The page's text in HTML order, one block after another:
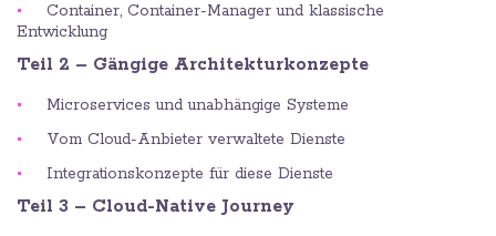
Container, Container-Manager und klassische
Entwicklung
Teil 2 – Gängige Architekturkonzepte
Microservices und unabhängige Systeme
Vom Cloud-Anbieter verwaltete Dienste
Integrationskonzepte für diese Dienste
Teil 3 – Cloud-Native Journey